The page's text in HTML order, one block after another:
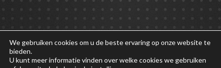
We gebruiken cookies om u de beste ervaring op onze website te
bieden.
U kunt meer informatie vinden over welke cookies we gebruiken